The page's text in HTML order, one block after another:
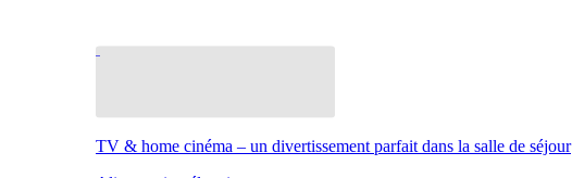
TV & home cinéma – un divertissement parfait dans la salle de séjour